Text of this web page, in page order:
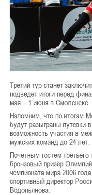
Третий тур станет
подведет итоги перед
мая – 1 июня в Смоленске.
Напомним, что по итогам
будут разыграны путевки
возможность участия в
мужских команд до 24 лет.
Почетным гостем
бронзовый призёр
чемпионата мира 2006
спортивный директор
Водопьянова.